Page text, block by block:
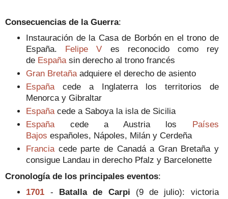
Consecuencias de la Guerra:
Instauración de la Casa de Borbón en el trono de
España. Felipe V es reconocido como rey
de España sin derecho al trono francés
Gran Bretaña adquiere el derecho de asiento
España cede a Inglaterra los territorios de
Menorca y Gibraltar
España cede a Saboya la isla de Sicilia
España cede a Austria los
Países
Bajos españoles, Nápoles, Milán y Cerdeña
Francia cede parte de Canadá a Gran Bretaña y
consigue Landau in derecho Pfalz y Barcelonette
Cronología de los principales eventos:
1701 - Batalla de Carpi (9 de julio): victoria